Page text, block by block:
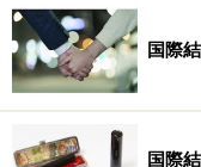
国際
国際